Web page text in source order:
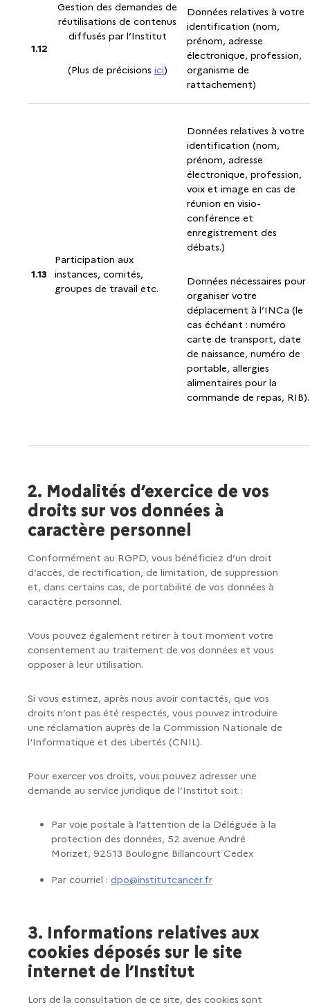
1.12
Gestion des demandes de
réutilisations de contenus
diffusés par l’Institut
(Plus de précisions ici)
Données relatives à votre
identification (nom,
prénom, adresse
électronique, profession,
organisme de
rattachement)
1.13
Participation aux
instances, comités,
groupes de travail etc.
Données relatives à votre
identification (nom,
prénom, adresse
électronique, profession,
voix et image en cas de
réunion en visio-
conférence et
enregistrement des
débats.)
Données nécessaires pour
organiser votre
déplacement à l’INCa (le
cas échéant : numéro
carte de transport, date
de naissance, numéro de
portable, allergies
alimentaires pour la
commande de repas, RIB).
2. Modalités d’exercice de vos
droits sur vos données à
caractère personnel
Conformément au RGPD, vous bénéficiez d’un droit
d’accès, de rectification, de limitation, de suppression
et, dans certains cas, de portabilité de vos données à
caractère personnel.
Vous pouvez également retirer à tout moment votre
consentement au traitement de vos données et vous
opposer à leur utilisation.
Si vous estimez, après nous avoir contactés, que vos
droits n’ont pas été respectés, vous pouvez introduire
une réclamation auprès de la Commission Nationale de
l'Informatique et des Libertés (CNIL).
Pour exercer vos droits, vous pouvez adresser une
demande au service juridique de l’Institut soit :
Par voie postale à l’attention de la Déléguée à la
protection des données, 52 avenue André
Morizet, 92513 Boulogne Billancourt Cedex
Par courriel : dpo@institutcancer.fr
3. Informations relatives aux
cookies déposés sur le site
internet de l’Institut
Lors de la consultation de ce site, des cookies sont